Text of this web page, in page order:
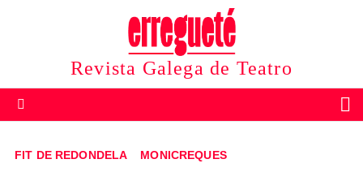
Revista Galega de Teatro
FIT DE REDONDELA MONICREQUES